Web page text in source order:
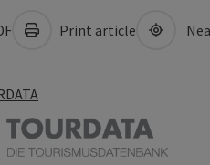
Print article